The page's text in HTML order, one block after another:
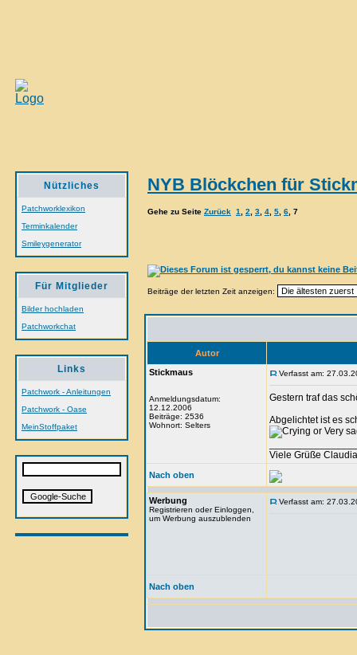
Nützliches
Patchworklexikon
Terminkalender
Smileygenerator
Für Mitglieder
Bilder hochladen
Patchworkchat
Links
Patchwork - Anleitungen
Patchwork - Oase
MeinStoffpaket
NYB Blöckchen für
Gehe zu Seite Zurück 1 2 3 4 5 6 7
Beiträge der letzten Zeit anzeigen:
Autor
Stickmaus
Anmeldungsdatum:
12.12.2006
Beiträge: 2536
Wohnort: Selters
Verfasst am:
Gestern traf das
Abgelichtet ist es
Viele Grüße Claudia
Nach oben
Werbung
Registrieren oder Einloggen,
um Werbung auszublenden
Verfasst am:
Nach oben